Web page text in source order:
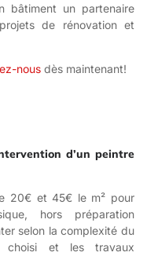
bâtiment un partenaire
de rénovation et
nous dès maintenant!
d’un peintre
20€ et 45€ le m² pour
hors préparation
selon la complexité du
et les travaux